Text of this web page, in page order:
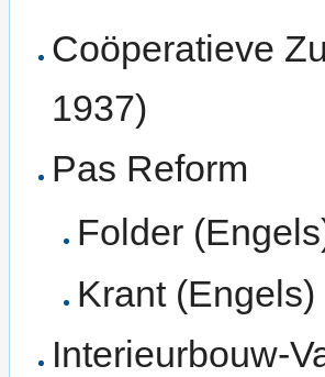
Coöperatieve
1937)
Pas Reform
Folder
Krant (Engels)
Interieurbouw-